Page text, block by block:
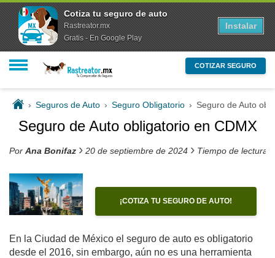
COTIZAR SEGURO
› Seguros de Auto › Seguro Obligatorio › Seguro de Auto
Seguro de Auto obligatorio en CDMX
Por Ana Bonifaz › 20 de septiembre de 2024 › Tiempo de lectura
¡COTIZA TU SEGURO DE AUTO!
En la Ciudad de México el seguro de auto es obligatorio
desde el 2016, sin embargo, aún no es una herramienta
Cotiza tu seguro de auto
Rastreator.mx
Gratis - En Google Play
Instalar